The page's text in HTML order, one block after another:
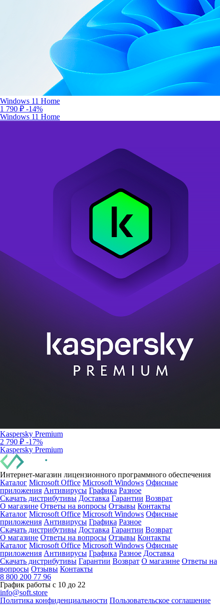
Windows 11 Home
1 790 ₽ -14%
Windows 11 Home
Kaspersky Premium
2 790 ₽ -17%
Kaspersky Premium
Интернет-магазин лицензионного программного обеспечения
Каталог Microsoft Office Microsoft Windows Офисные
приложения Антивирусы Графика Разное
Скачать дистрибутивы Доставка Гарантии Возврат
О магазине Ответы на вопросы Отзывы Контакты
Каталог Microsoft Office Microsoft Windows Офисные
приложения Антивирусы Графика Разное
Скачать дистрибутивы Доставка Гарантии Возврат
О магазине Ответы на вопросы Отзывы Контакты
Каталог Microsoft Office Microsoft Windows Офисные
приложения Антивирусы Графика Разное Доставка
Скачать дистрибутивы Гарантии Возврат О магазине Ответы на
вопросы Отзывы Контакты
8 800 200 77 96
График работы с 10 до 22
info@soft.store
Политика конфиденциальности Пользовательское соглашение